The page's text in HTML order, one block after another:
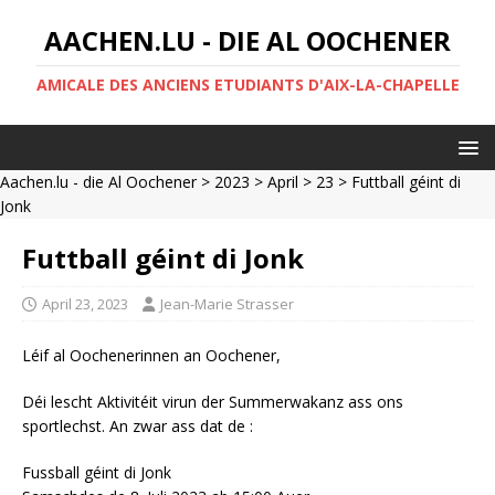
AACHEN.LU - DIE AL OOCHENER
AMICALE DES ANCIENS ETUDIANTS D'AIX-LA-CHAPELLE
Aachen.lu - die Al Oochener> 2023 > April > 23 > Futtball géint di
Jonk
Futtball géint di Jonk
April 23, 2023 Jean-Marie Strasser
Léif al Oochenerinnen an Oochener,
Déi lescht Aktivitéit virun der Summerwakanz ass ons
sportlechst. An zwar ass dat de :
Fussball géint di Jonk